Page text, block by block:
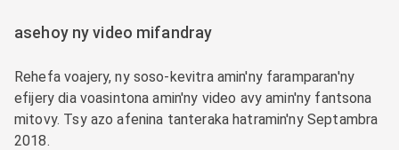
asehoy ny video mifandray
Rehefa voajery, ny soso-kevitra amin'ny faramparan'ny
efijery dia voasintona amin'ny video avy amin'ny fantsona
mitovy. Tsy azo afenina tanteraka hatramin'ny Septambra
2018.